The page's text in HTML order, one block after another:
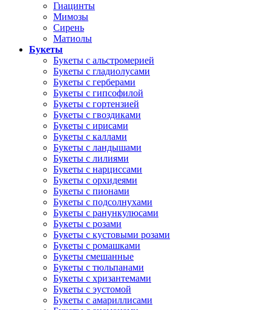
Гиацинты
Мимозы
Сирень
Матиолы
Букеты
Букеты с альстромерией
Букеты с гладиолусами
Букеты с герберами
Букеты с гипсофилой
Букеты с гортензией
Букеты с гвоздиками
Букеты с ирисами
Букеты с каллами
Букеты с ландышами
Букеты с лилиями
Букеты с нарциссами
Букеты с орхидеями
Букеты с пионами
Букеты с подсолнухами
Букеты с ранункулюсами
Букеты с розами
Букеты с кустовыми розами
Букеты с ромашками
Букеты смешанные
Букеты с тюльпанами
Букеты с хризантемами
Букеты с эустомой
Букеты с амариллисами